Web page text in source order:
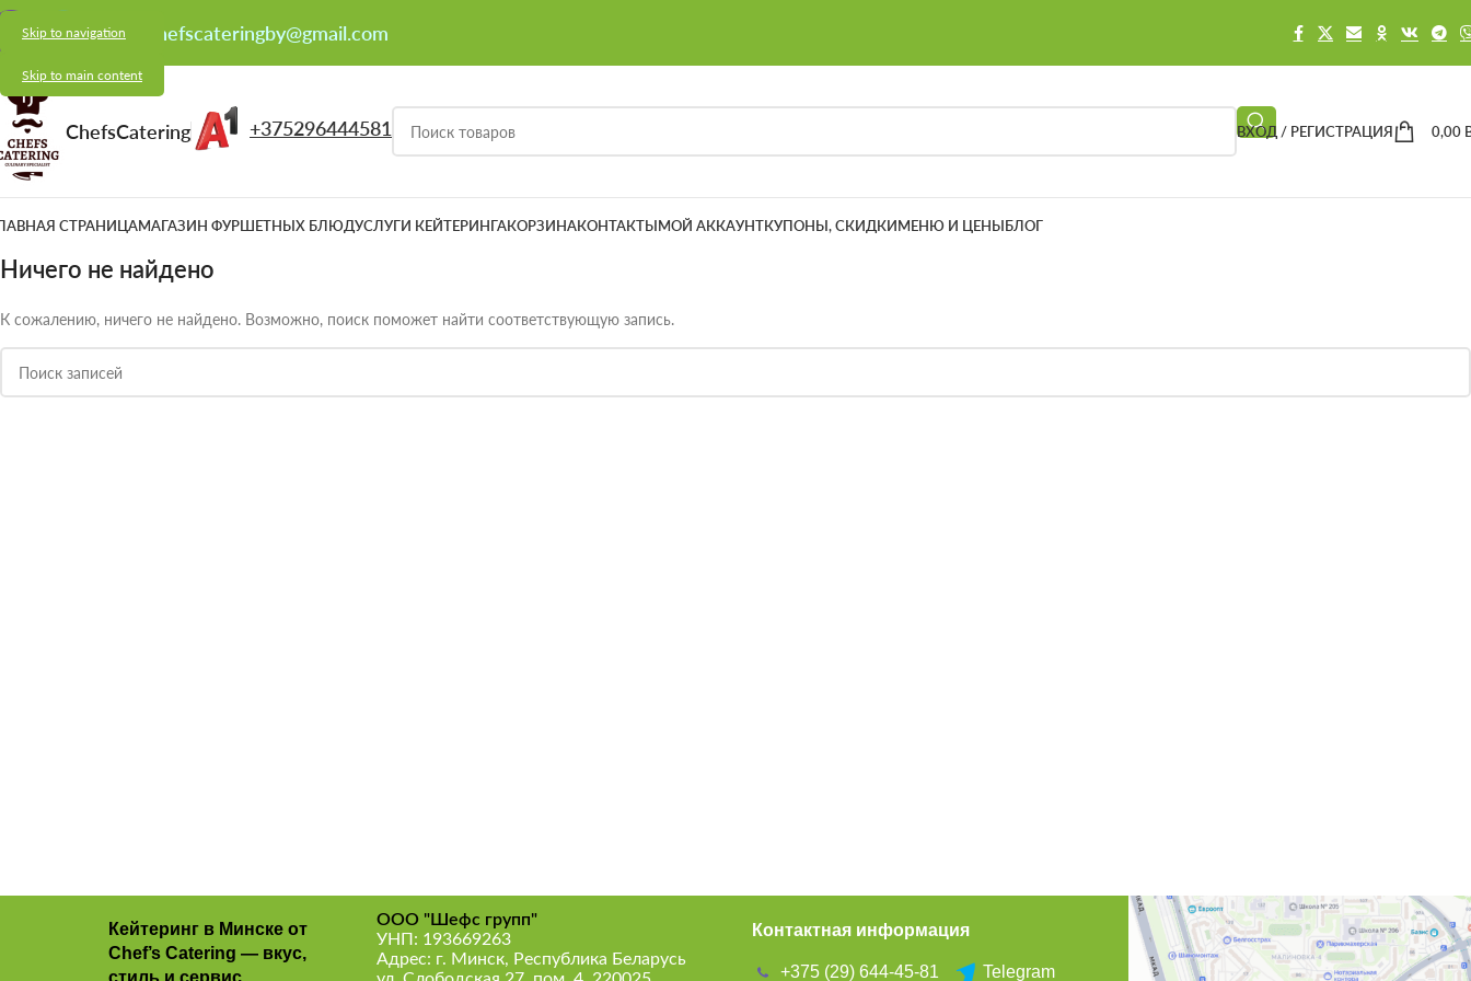
Skip to navigation
Skip to main content
chefscateringby@gmail.com
ChefsCatering +375296444581 ВХОД / РЕГИСТРАЦИЯ 0,00
СТРАНИЦАМАГАЗИН ФУРШЕТНЫХ БЛЮДУСЛУГИ КЕЙТЕРИНГАКОРЗИНАКОНТАКТЫМОЙ АККАУНТКУПОНЫ, СКИДКИМЕНЮ И ЦЕНЫБЛОГ
Ничего не найдено
К сожалению, ничего не найдено. Возможно, поиск поможет найти соответствующую запись.
Кейтеринг в Минске от
Chef’s Catering — вкус,
стиль и сервис
ООО "Шефс групп"
УНП: 193669263
Адрес: г. Минск, Республика Беларусь
Контактная информация
+375 (29) 644-45-81 Telegram